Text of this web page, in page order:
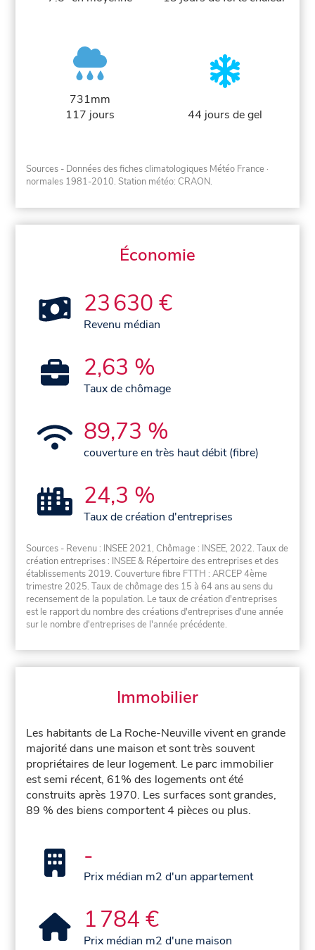
731mm
117 jours
44 jours de gel
Sources - Données des fiches climatologiques Météo France ·
normales 1981-2010. Station météo: CRAON.
Économie
23 630 €
Revenu médian
2,63 %
Taux de chômage
89,73 %
couverture en très haut débit (fibre)
24,3 %
Taux de création d'entreprises
Sources - Revenu : INSEE 2021, Chômage : INSEE, 2022. Taux de
création entreprises : INSEE & Répertoire des entreprises et des
établissements 2019. Couverture fibre FTTH : ARCEP 4ème
trimestre 2025. Taux de chômage des 15 à 64 ans au sens du
recensement de la population. Le taux de création d'entreprises
est le rapport du nombre des créations d'entreprises d'une année
sur le nombre d'entreprises de l'année précédente.
Immobilier
Les habitants de La Roche-Neuville vivent en grande
majorité dans une maison et sont très souvent
propriétaires de leur logement. Le parc immobilier
est semi récent, 61% des logements ont été
construits après 1970. Les surfaces sont grandes,
89 % des biens comportent 4 pièces ou plus.
-
Prix médian m2 d'un appartement
1 784 €
Prix médian m2 d'une maison